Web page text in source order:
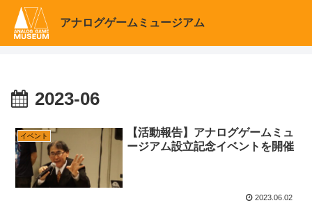
アナログゲームミュージアム
2023-06
イベント
【活動報告】アナログゲームミュ
ージアム設立記念イベントを開催
2023.06.02